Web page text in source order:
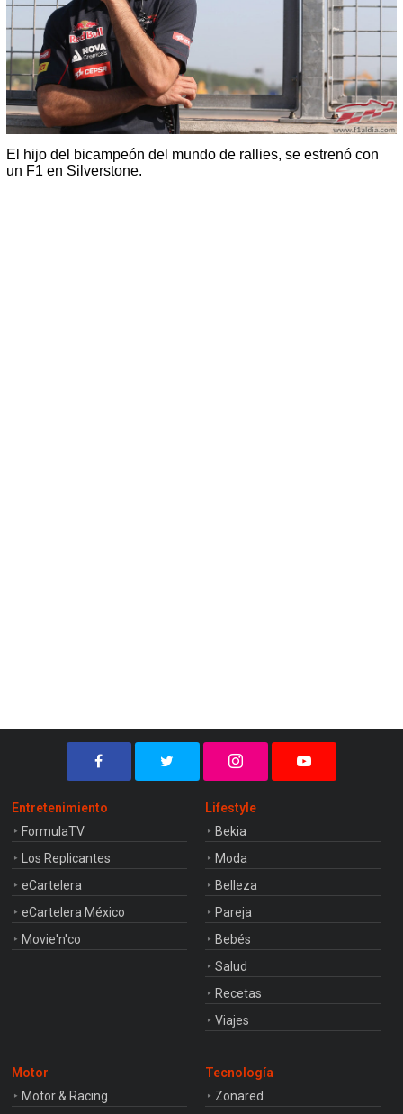
El hijo del bicampeón del mundo de rallies, se estrenó con
un F1 en Silverstone.
Entretenimiento
FormulaTV
Los Replicantes
eCartelera
eCartelera México
Movie'n'co
Lifestyle
Bekia
Moda
Belleza
Pareja
Bebés
Salud
Recetas
Viajes
Motor
Motor & Racing
Tecnología
Zonared